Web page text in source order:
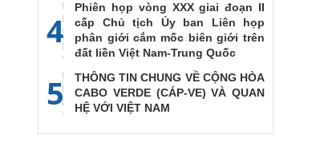
4
Phiên họp vòng XXX giai đoạn II
cấp Chủ tịch Ủy ban Liên họp
phân giới cắm mốc biên giới trên
đất liền Việt Nam-Trung Quốc
5
THÔNG TIN CHUNG VỀ CỘNG HÒA
CABO VERDE (CÁP-VE) VÀ QUAN
HỆ VỚI VIỆT NAM